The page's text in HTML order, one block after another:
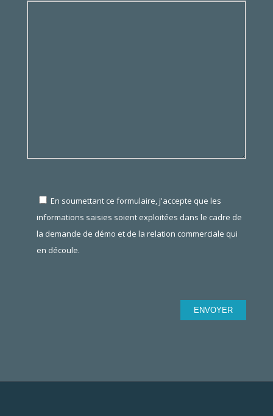
En soumettant ce formulaire, j'accepte que les
informations saisies soient exploitées dans le cadre de
la demande de démo et de la relation commerciale qui
en découle.